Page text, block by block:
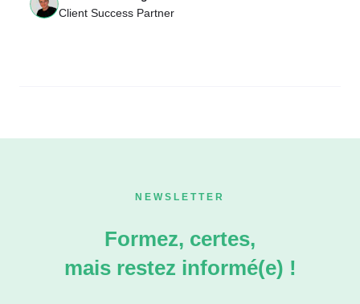
Client Success Partner
NEWSLETTER
Formez, certes,
mais restez informé(e) !